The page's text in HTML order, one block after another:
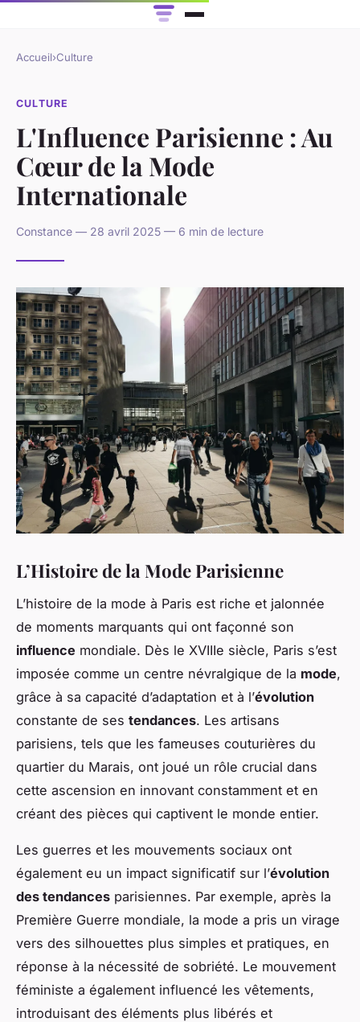
Accueil›Culture
CULTURE
L'Influence Parisienne : Au
Cœur de la Mode
Internationale
Constance — 28 avril 2025 — 6 min de lecture
L’Histoire de la Mode Parisienne
L’histoire de la mode à Paris est riche et jalonnée
de moments marquants qui ont façonné son
influence mondiale. Dès le XVIIIe siècle, Paris s’est
imposée comme un centre névralgique de la mode,
grâce à sa capacité d’adaptation et à l’évolution
constante de ses tendances. Les artisans
parisiens, tels que les fameuses couturières du
quartier du Marais, ont joué un rôle crucial dans
cette ascension en innovant constamment et en
créant des pièces qui captivent le monde entier.
Les guerres et les mouvements sociaux ont
également eu un impact significatif sur l’évolution
des tendances parisiennes. Par exemple, après la
Première Guerre mondiale, la mode a pris un virage
vers des silhouettes plus simples et pratiques, en
réponse à la nécessité de sobriété. Le mouvement
féministe a également influencé les vêtements,
introduisant des éléments plus libérés et